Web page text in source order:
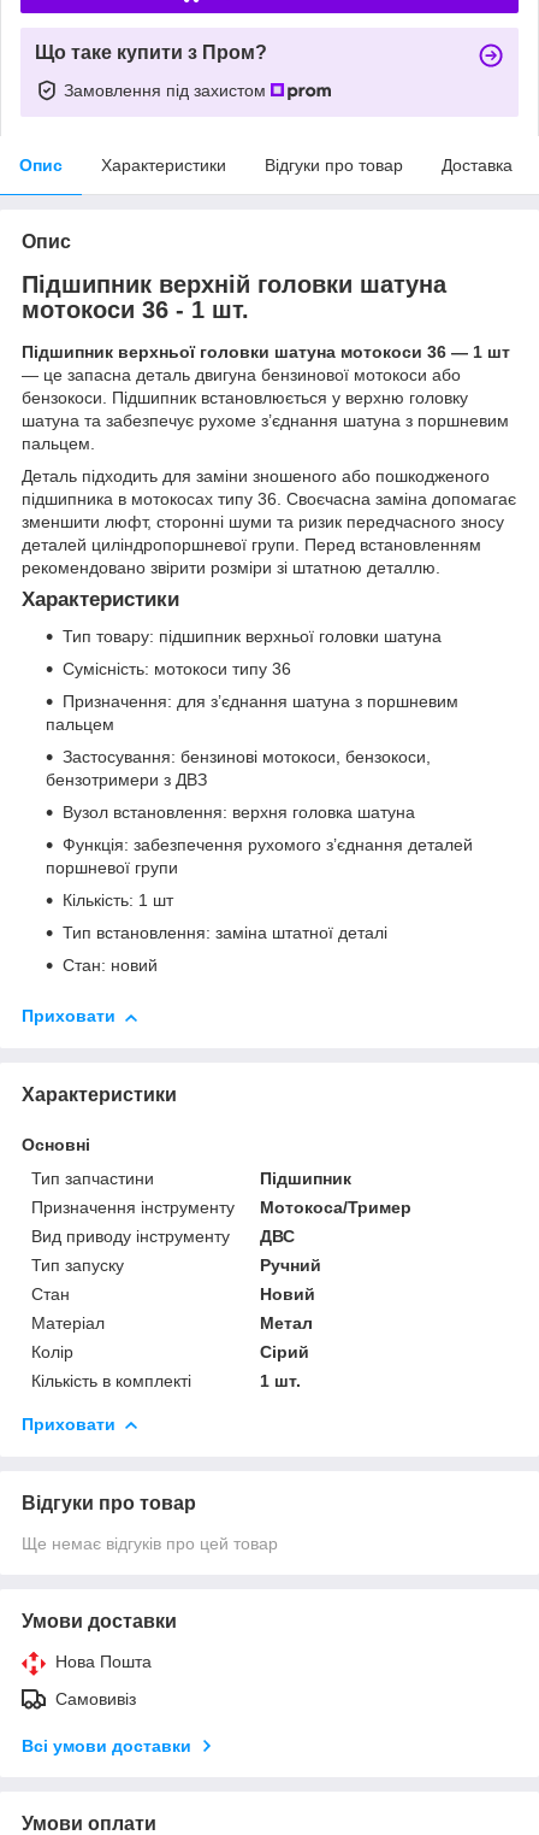
Що таке купити з Пром?
Замовлення під захистом
Опис Характеристики Відгуки про товар Доставка
Опис
Підшипник верхній головки шатуна
мотокоси 36 - 1 шт.
Підшипник верхньої головки шатуна мотокоси 36 — 1 шт
— це запасна деталь двигуна бензинової мотокоси або
бензокоси. Підшипник встановлюється у верхню головку
шатуна та забезпечує рухоме з’єднання шатуна з поршневим
пальцем.
Деталь підходить для заміни зношеного або пошкодженого
підшипника в мотокосах типу 36. Своєчасна заміна допомагає
зменшити люфт, сторонні шуми та ризик передчасного зносу
деталей циліндропоршневої групи. Перед встановленням
рекомендовано звірити розміри зі штатною деталлю.
Характеристики
Тип товару: підшипник верхньої головки шатуна
Сумісність: мотокоси типу 36
Призначення: для з’єднання шатуна з поршневим
пальцем
Застосування: бензинові мотокоси, бензокоси,
бензотримери з ДВЗ
Вузол встановлення: верхня головка шатуна
Функція: забезпечення рухомого з’єднання деталей
поршневої групи
Кількість: 1 шт
Тип встановлення: заміна штатної деталі
Стан: новий
Приховати
Характеристики
Основні
Тип запчастини
Підшипник
Призначення інструменту
Мотокоса/Тример
Вид приводу інструменту
ДВС
Тип запуску
Ручний
Стан
Новий
Матеріал
Метал
Колір
Сірий
Кількість в комплекті
1 шт.
Приховати
Відгуки про товар
Ще немає відгуків про цей товар
Умови доставки
Нова Пошта
Самовивіз
Всі умови доставки
Умови оплати